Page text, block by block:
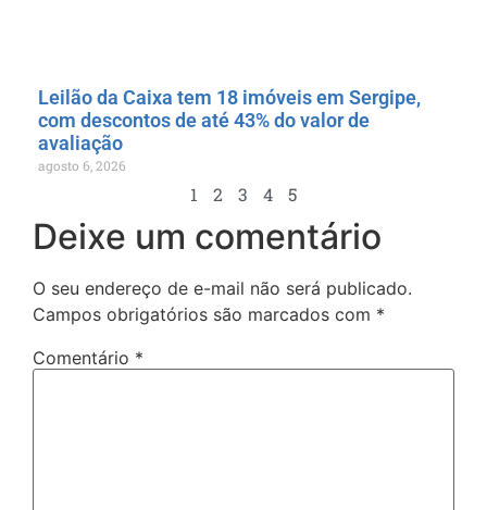
Leilão da Caixa tem 18 imóveis em Sergipe,
com descontos de até 43% do valor de
avaliação
agosto 6, 2026
1 2 3 4 5
Deixe um comentário
O seu endereço de e-mail não será publicado.
Campos obrigatórios são marcados com *
Comentário *